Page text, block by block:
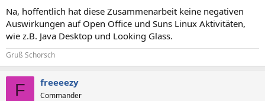
Na, hoffentlich hat diese Zusammenarbeit keine negativen
Auswirkungen auf Open Office und Suns Linux Aktivitäten,
wie z.B. Java Desktop und Looking Glass.
Gruß Schorsch
F freeeezy
Commander